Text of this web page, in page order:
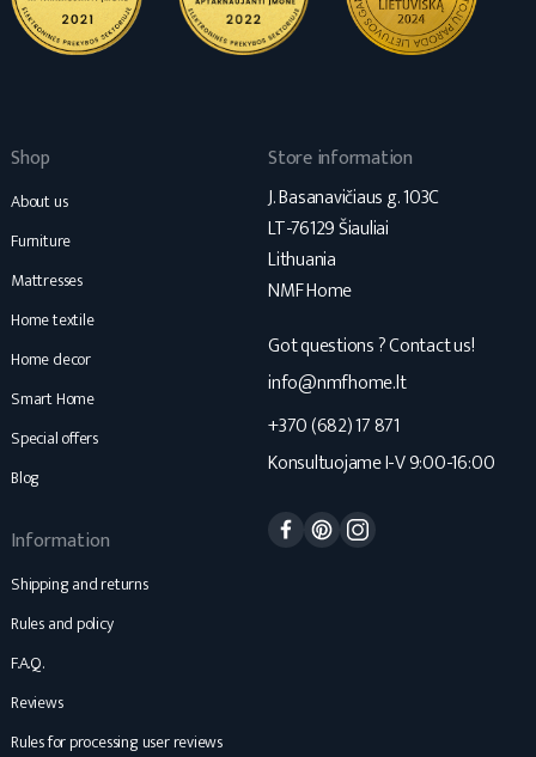
Shop
About us
Furniture
Mattresses
Home textile
Home decor
Smart Home
Special offers
Blog
Information
Shipping and returns
Rules and policy
F.A.Q.
Reviews
Rules for processing user reviews
Store information
J. Basanavičiaus g. 103C
LT-76129 Šiauliai
Lithuania
NMF Home
Got questions ? Contact us!
info@nmfhome.lt
+370 (682) 17 871
Konsultuojame I-V 9:00-16:00
Facebook
Pinterest